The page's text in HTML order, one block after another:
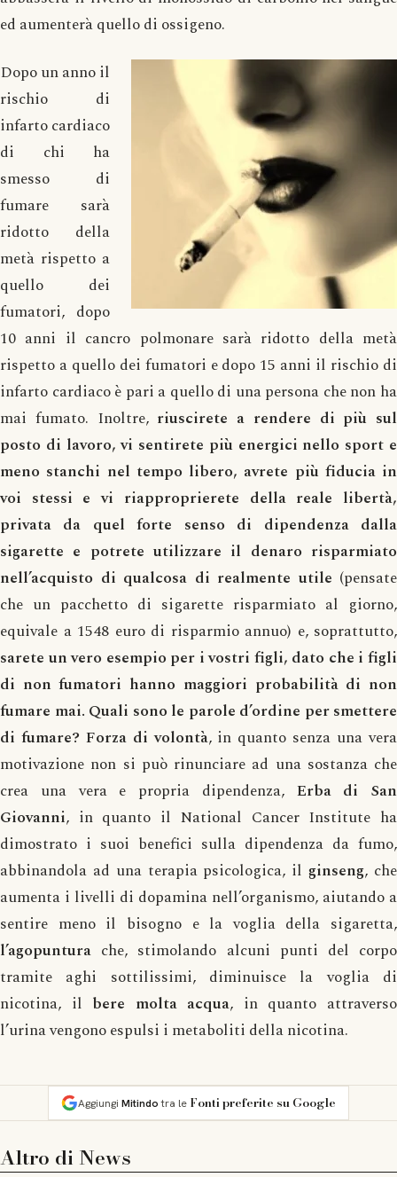
ed aumenterà quello di ossigeno.
Dopo un anno il
rischio di
infarto cardiaco
di chi ha
smesso di
fumare sarà
ridotto della
metà rispetto a
quello dei
fumatori, dopo
10 anni il cancro polmonare sarà ridotto della metà
rispetto a quello dei fumatori e dopo 15 anni il rischio di
infarto cardiaco è pari a quello di una persona che non ha
mai fumato. Inoltre, riuscirete a rendere di più sul
posto di lavoro, vi sentirete più energici nello sport e
meno stanchi nel tempo libero, avrete più fiducia in
voi stessi e vi riapproprierete della reale libertà,
privata da quel forte senso di dipendenza dalla
sigarette e potrete utilizzare il denaro risparmiato
nell’acquisto di qualcosa di realmente utile (pensate
che un pacchetto di sigarette risparmiato al giorno,
equivale a 1548 euro di risparmio annuo) e, soprattutto,
sarete un vero esempio per i vostri figli, dato che i figli
di non fumatori hanno maggiori probabilità di non
fumare mai. Quali sono le parole d’ordine per smettere
di fumare? Forza di volontà, in quanto senza una vera
motivazione non si può rinunciare ad una sostanza che
crea una vera e propria dipendenza,Erba di San
Giovanni, in quanto il National Cancer Institute ha
dimostrato i suoi benefici sulla dipendenza da fumo,
abbinandola ad una terapia psicologica, ilginseng, che
aumenta i livelli di dopamina nell’organismo, aiutando a
sentire meno il bisogno e la voglia della sigaretta,
l’agopuntura che, stimolando alcuni punti del corpo
tramite aghi sottilissimi, diminuisce la voglia di
nicotina, il bere molta acqua, in quanto attraverso
l’urina vengono espulsi i metaboliti della nicotina.
Aggiungi Mitindotra le Fonti preferite su Google
Altro di News